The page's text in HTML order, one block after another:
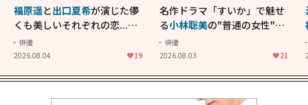
福原遥と出口夏希が演じた儚
くも美しいそれぞれの恋...生
きることの尊さを教えてくれ
た映画「あの花が咲く丘で、
俳優
2026.08.04
19
名作ドラマ「すいか」で魅せ
る小林聡美の"普通の女性"が
大人に刺さる...映画「かもめ
食堂」にも通じる静かな芝居
俳優
2026.08.03
21